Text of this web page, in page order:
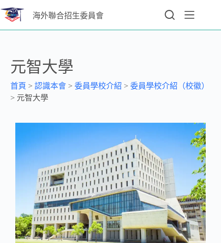
海外聯合招生委員會
元智大學
首頁 >認識本會 >委員學校介紹 >委員學校介紹（校徽）
> 元智大學